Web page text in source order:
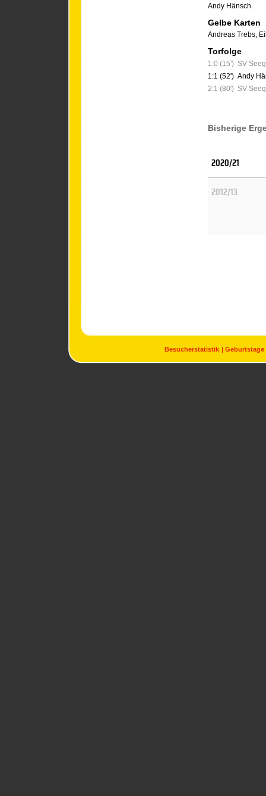
Andy Hänsch
Gelbe Karten
Andreas Trebs
Torfolge
1:0 (15') SV
1:1 (52') Andy
2:1 (80') SV
Bisherige
2020/21
2012/13
Besucherstatistik Geburtstage